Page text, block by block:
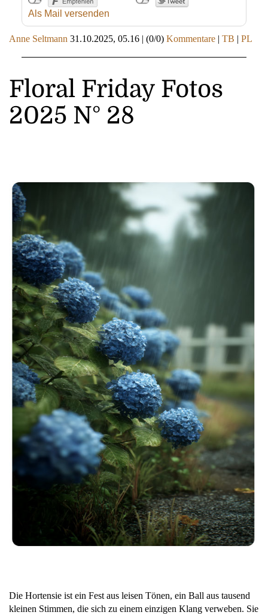
Als Mail versenden
Anne Seltmann 31.10.2025, 05.16 | (0/0) Kommentare | TB | PL
Floral Friday Fotos
2025 N° 28
Die Hortensie ist ein Fest aus leisen Tönen, ein Ball aus tausend
kleinen Stimmen, die sich zu einem einzigen Klang verweben. Sie